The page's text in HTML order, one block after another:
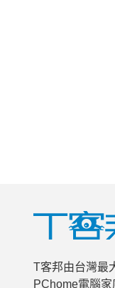
T客邦由台灣最
PChome電腦